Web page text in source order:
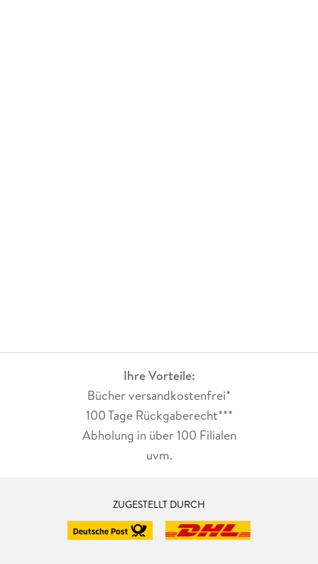
Ihre Vorteile:
Bücher versandkostenfrei*
100 Tage Rückgaberecht***
Abholung in über 100 Filialen
uvm.
ZUGESTELLT DURCH